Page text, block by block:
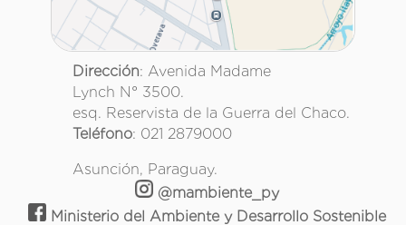
Dirección: Avenida Madame
Lynch N° 3500.
esq. Reservista de la Guerra del Chaco.
Teléfono: 021 2879000
Asunción, Paraguay.
@mambiente_py
Ministerio del Ambiente y Desarrollo Sostenible